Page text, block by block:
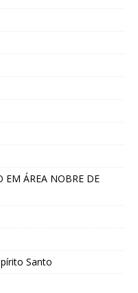
EM ÁREA NOBRE DE
Santo